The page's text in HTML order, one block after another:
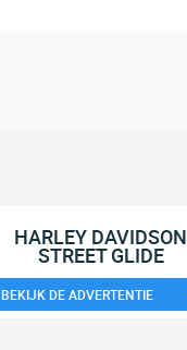
HARLEY DAVIDSON
STREET GLIDE
BEKIJK DE ADVERTENTIE